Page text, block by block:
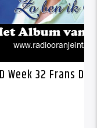
Album V/D